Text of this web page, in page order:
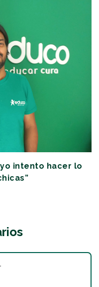
intento hacer lo